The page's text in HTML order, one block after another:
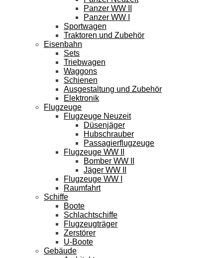
Panzer WW II
Panzer WW I
Sportwagen
Traktoren und Zubehör
Eisenbahn
Sets
Triebwagen
Waggons
Schienen
Ausgestaltung und Zubehör
Elektronik
Flugzeuge
Flugzeuge Neuzeit
Düsenjäger
Hubschrauber
Passagierflugzeuge
Flugzeuge WW II
Bomber WW II
Jäger WW II
Flugzeuge WW I
Raumfahrt
Schiffe
Boote
Schlachtschiffe
Flugzeugträger
Zerstörer
U-Boote
Gebäude